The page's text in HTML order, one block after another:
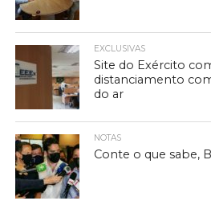
EXCLUSIVAS
Site do Exército
distanciamento
do ar
NOTAS
Conte o que sabe,